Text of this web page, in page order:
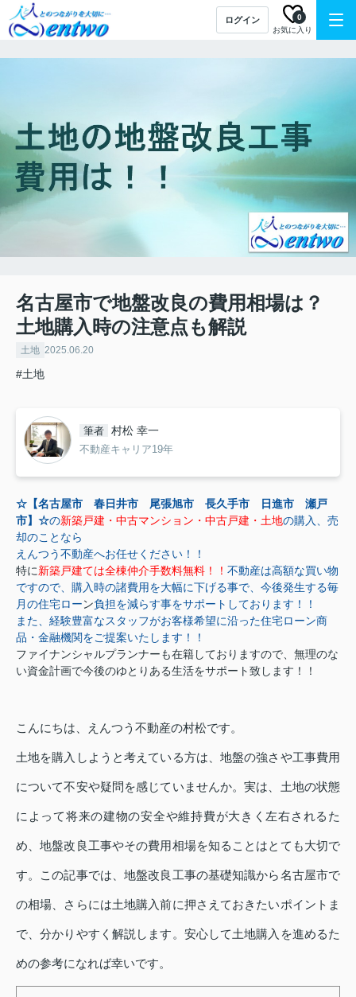
ログイン
お気に入り
0
名古屋市で地盤改良の費用相場は？
土地購入時の注意点も解説
土地 2025.06.20
#土地
筆者 村松 幸一
不動産キャリア19年
☆【名古屋市 春日井市 尾張旭市 長久手市 日進市 瀬戸
市】☆の新築戸建・中古マンション・中古戸建・土地の購入、売
却のことなら
えんつう不動産へお任せください！！
特に新築戸建ては全棟仲介手数料無料！！ 不動産は高額な買い物
ですので、購入時の諸費用を大幅に下げる事で、今後発生する毎
月の住宅ローン負担を減らす事をサポートしております！！
また、経験豊富なスタッフがお客様希望に沿った住宅ローン商
品・金融機関をご提案いたします！！
ファイナンシャルプランナーも在籍しておりますので、無理のな
い資金計画で今後のゆとりある生活をサポート致します！！
こんにちは、えんつう不動産の村松です。
土地を購入しようと考えている方は、地盤の強さや工事費用
について不安や疑問を感じていませんか。実は、土地の状態
によって将来の建物の安全や維持費が大きく左右されるた
め、地盤改良工事やその費用相場を知ることはとても大切で
す。この記事では、地盤改良工事の基礎知識から名古屋市で
の相場、さらには土地購入前に押さえておきたいポイントま
で、分かりやすく解説します。安心して土地購入を進めるた
めの参考になれば幸いです。